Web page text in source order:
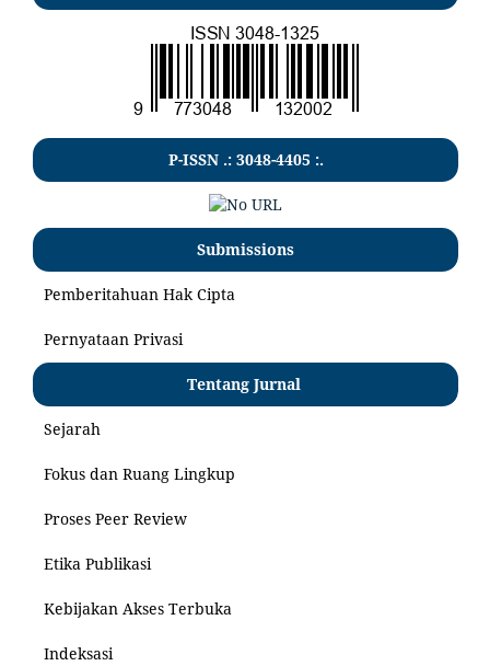
P-ISSN .: 3048-4405 :.
Submissions
Pemberitahuan Hak Cipta
Pernyataan Privasi
Tentang Jurnal
Sejarah
Fokus dan Ruang Lingkup
Proses Peer Review
Etika Publikasi
Kebijakan Akses Terbuka
Indeksasi